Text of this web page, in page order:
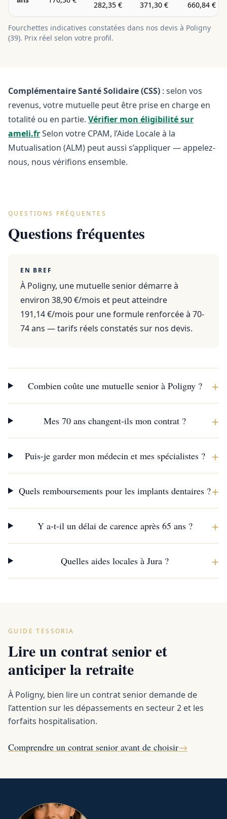
282,35 € 371,30 € 660,84 €
Fourchettes indicatives constatées dans nos devis à Poligny
(39). Prix réel selon votre profil.
Complémentaire Santé Solidaire (CSS) : selon vos
revenus, votre mutuelle peut être prise en charge en
totalité ou en partie. Vérifier mon éligibilité sur
ameli.frSelon votre CPAM, l’Aide Locale à la
Mutualisation (ALM) peut aussi s’appliquer — appelez-
nous, nous vérifions ensemble.
QUESTIONS FRÉQUENTES
Questions fréquentes
EN BREF
À Poligny, une mutuelle senior démarre à
environ 38,90 €/mois et peut atteindre
191,14 €/mois pour une formule renforcée à 70-
74 ans — tarifs réels constatés sur nos devis.
Combien coûte une mutuelle senior à Poligny ? +
Mes 70 ans changent-ils mon contrat ? +
Puis-je garder mon médecin et mes spécialistes ? +
Quels remboursements pour les implants dentaires ?+
Y a-t-il un délai de carence après 65 ans ? +
Quelles aides locales à Jura ? +
GUIDE TESSORIA
Lire un contrat senior et
anticiper la retraite
À Poligny, bien lire un contrat senior demande de
l’attention sur les dépassements en secteur 2 et les
forfaits hospitalisation.
Comprendre un contrat senior avant de choisir→